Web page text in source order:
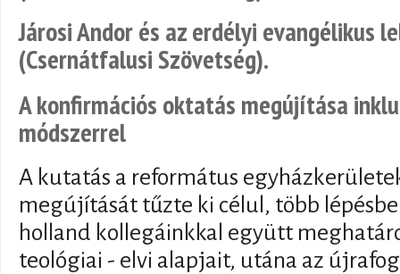
Járosi Andor és az erdélyi evangélikus
(Csernátfalusi Szövetség).
A konfirmációs oktatás megújítása
módszerrel
A kutatás a református
megújítását tűzte ki célul, több
holland kollegáinkkal együtt
teológiai - elvi alapjait, utána az